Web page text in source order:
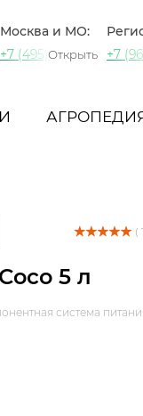
Москва и МО:
+7 (495) 721-60-15
Открыть
+7
(
5 л
система